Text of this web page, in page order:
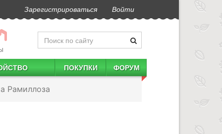
Зарегистрироваться Войти
ПОКУПКИ ФОРУМ
Рамиллоза